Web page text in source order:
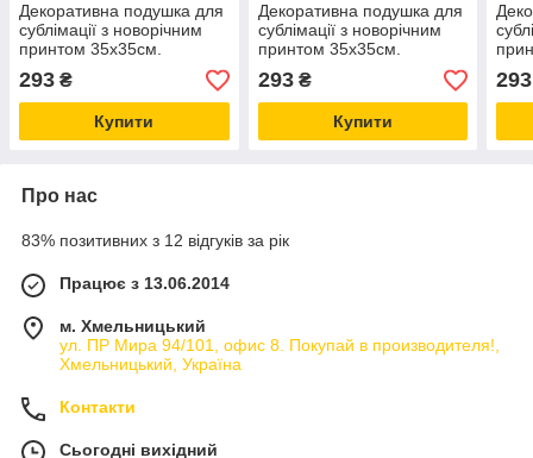
Декоративна подушка для
сублімації з новорічним
принтом 35х35см.
NP21_18
293 ₴
Купити
Декоративна подушка для
сублімації з новорічним
принтом 35х35см.
NP21_25
293₴
Купити
293
Про нас
83% позитивних з 12 відгуків за рік
Працює з 13.06.2014
м. Хмельницький
ул. ПР Мира 94/101, офис 8. Покупай в производителя!,
Хмельницький, Україна
Контакти
Сьогодні вихідний